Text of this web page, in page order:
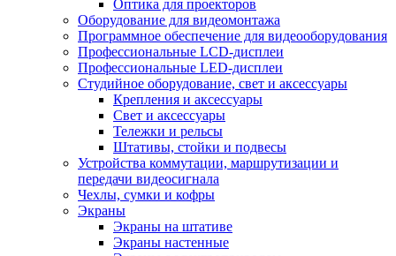
Оптика для проекторов
Оборудование для видеомонтажа
Программное обеспечение для видеооборудования
Профессиональные LCD-дисплеи
Профессиональные LED-дисплеи
Студийное оборудование, свет и аксессуары
Крепления и аксессуары
Свет и аксессуары
Тележки и рельсы
Штативы, стойки и подвесы
Устройства коммутации, маршрутизации и
передачи видеосигнала
Чехлы, сумки и кофры
Экраны
Экраны на штативе
Экраны настенные